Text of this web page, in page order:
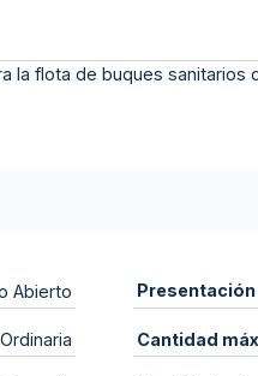
flota de buques sanitarios
Abierto
Ordinaria
Presentación
Cantidad